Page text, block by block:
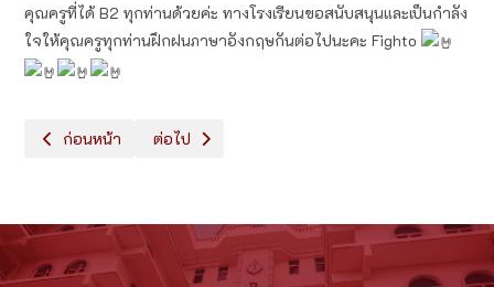
คุณครูที่ได้ B2 ทุกท่านด้วยค่ะ ทางโรงเรียนขอสนับสนุนและเป็นกำลัง
ใจให้คุณครูทุกท่านฝึกฝนภาษาอังกฤษกันต่อไปนะคะ Fighto
เนื้อหาก่อนหน้า: Welcome Back to School!
ก่อนหน้า เนื้อหาถัดไป: การประชุมใหญ่ครอบครัวดรุณาราชบุรี
ต่อไป